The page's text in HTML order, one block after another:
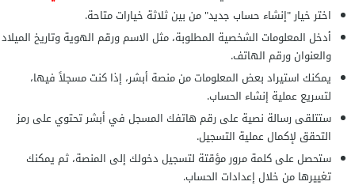
اختر خيار "إنشاء حساب جديد" من بين ثلاثة خيارات متاحة.
أدخل المعلومات الشخصية المطلوبة، مثل الاسم ورقم الهوية وتاريخ الميلاد
والعنوان ورقم الهاتف.
يمكنك استيراد بعض المعلومات من منصة أبشر، إذا كنت مسجلاً فيها،
لتسريع عملية إنشاء الحساب.
ستتلقى رسالة نصية على رقم هاتفك المسجل في أبشر تحتوي على رمز
التحقق لإكمال عملية التسجيل.
ستحصل على كلمة مرور مؤقتة لتسجيل دخولك إلى المنصة، ثم يمكنك
تغييرها من خلال إعدادات الحساب.